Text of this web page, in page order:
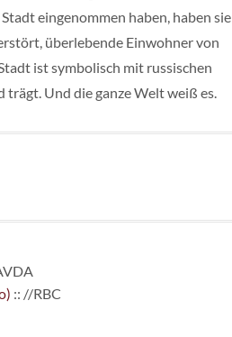
eingenommen haben, haben sie
überlebende Einwohner von
ist symbolisch mit russischen
trägt. Und die ganze Welt weiß es.
:: //RBC